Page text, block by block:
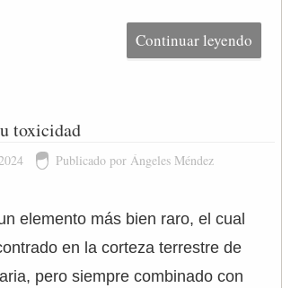
Continuar leyendo
toxicidad
Publicado por Ángeles Méndez
elemento más bien raro, el cual
en la corteza terrestre de
pero siempre combinado con